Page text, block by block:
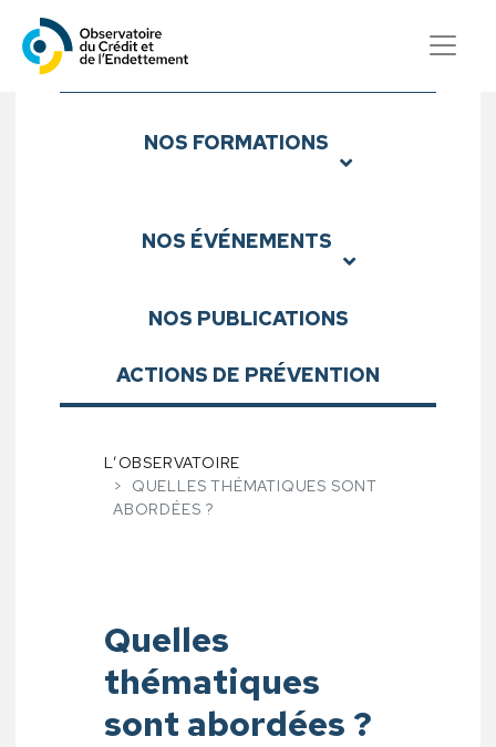
Observatoire du Crédit et
Sous-menu
NOS FORMATIONS
NOS ÉVÉNEMENTS
NOS PUBLICATIONS
ACTIONS DE PRÉVENTION
L’OBSERVATOIRE
QUELLES THÉMATIQUES SONT
ABORDÉES ?
Quelles
thématiques
sont abordées ?